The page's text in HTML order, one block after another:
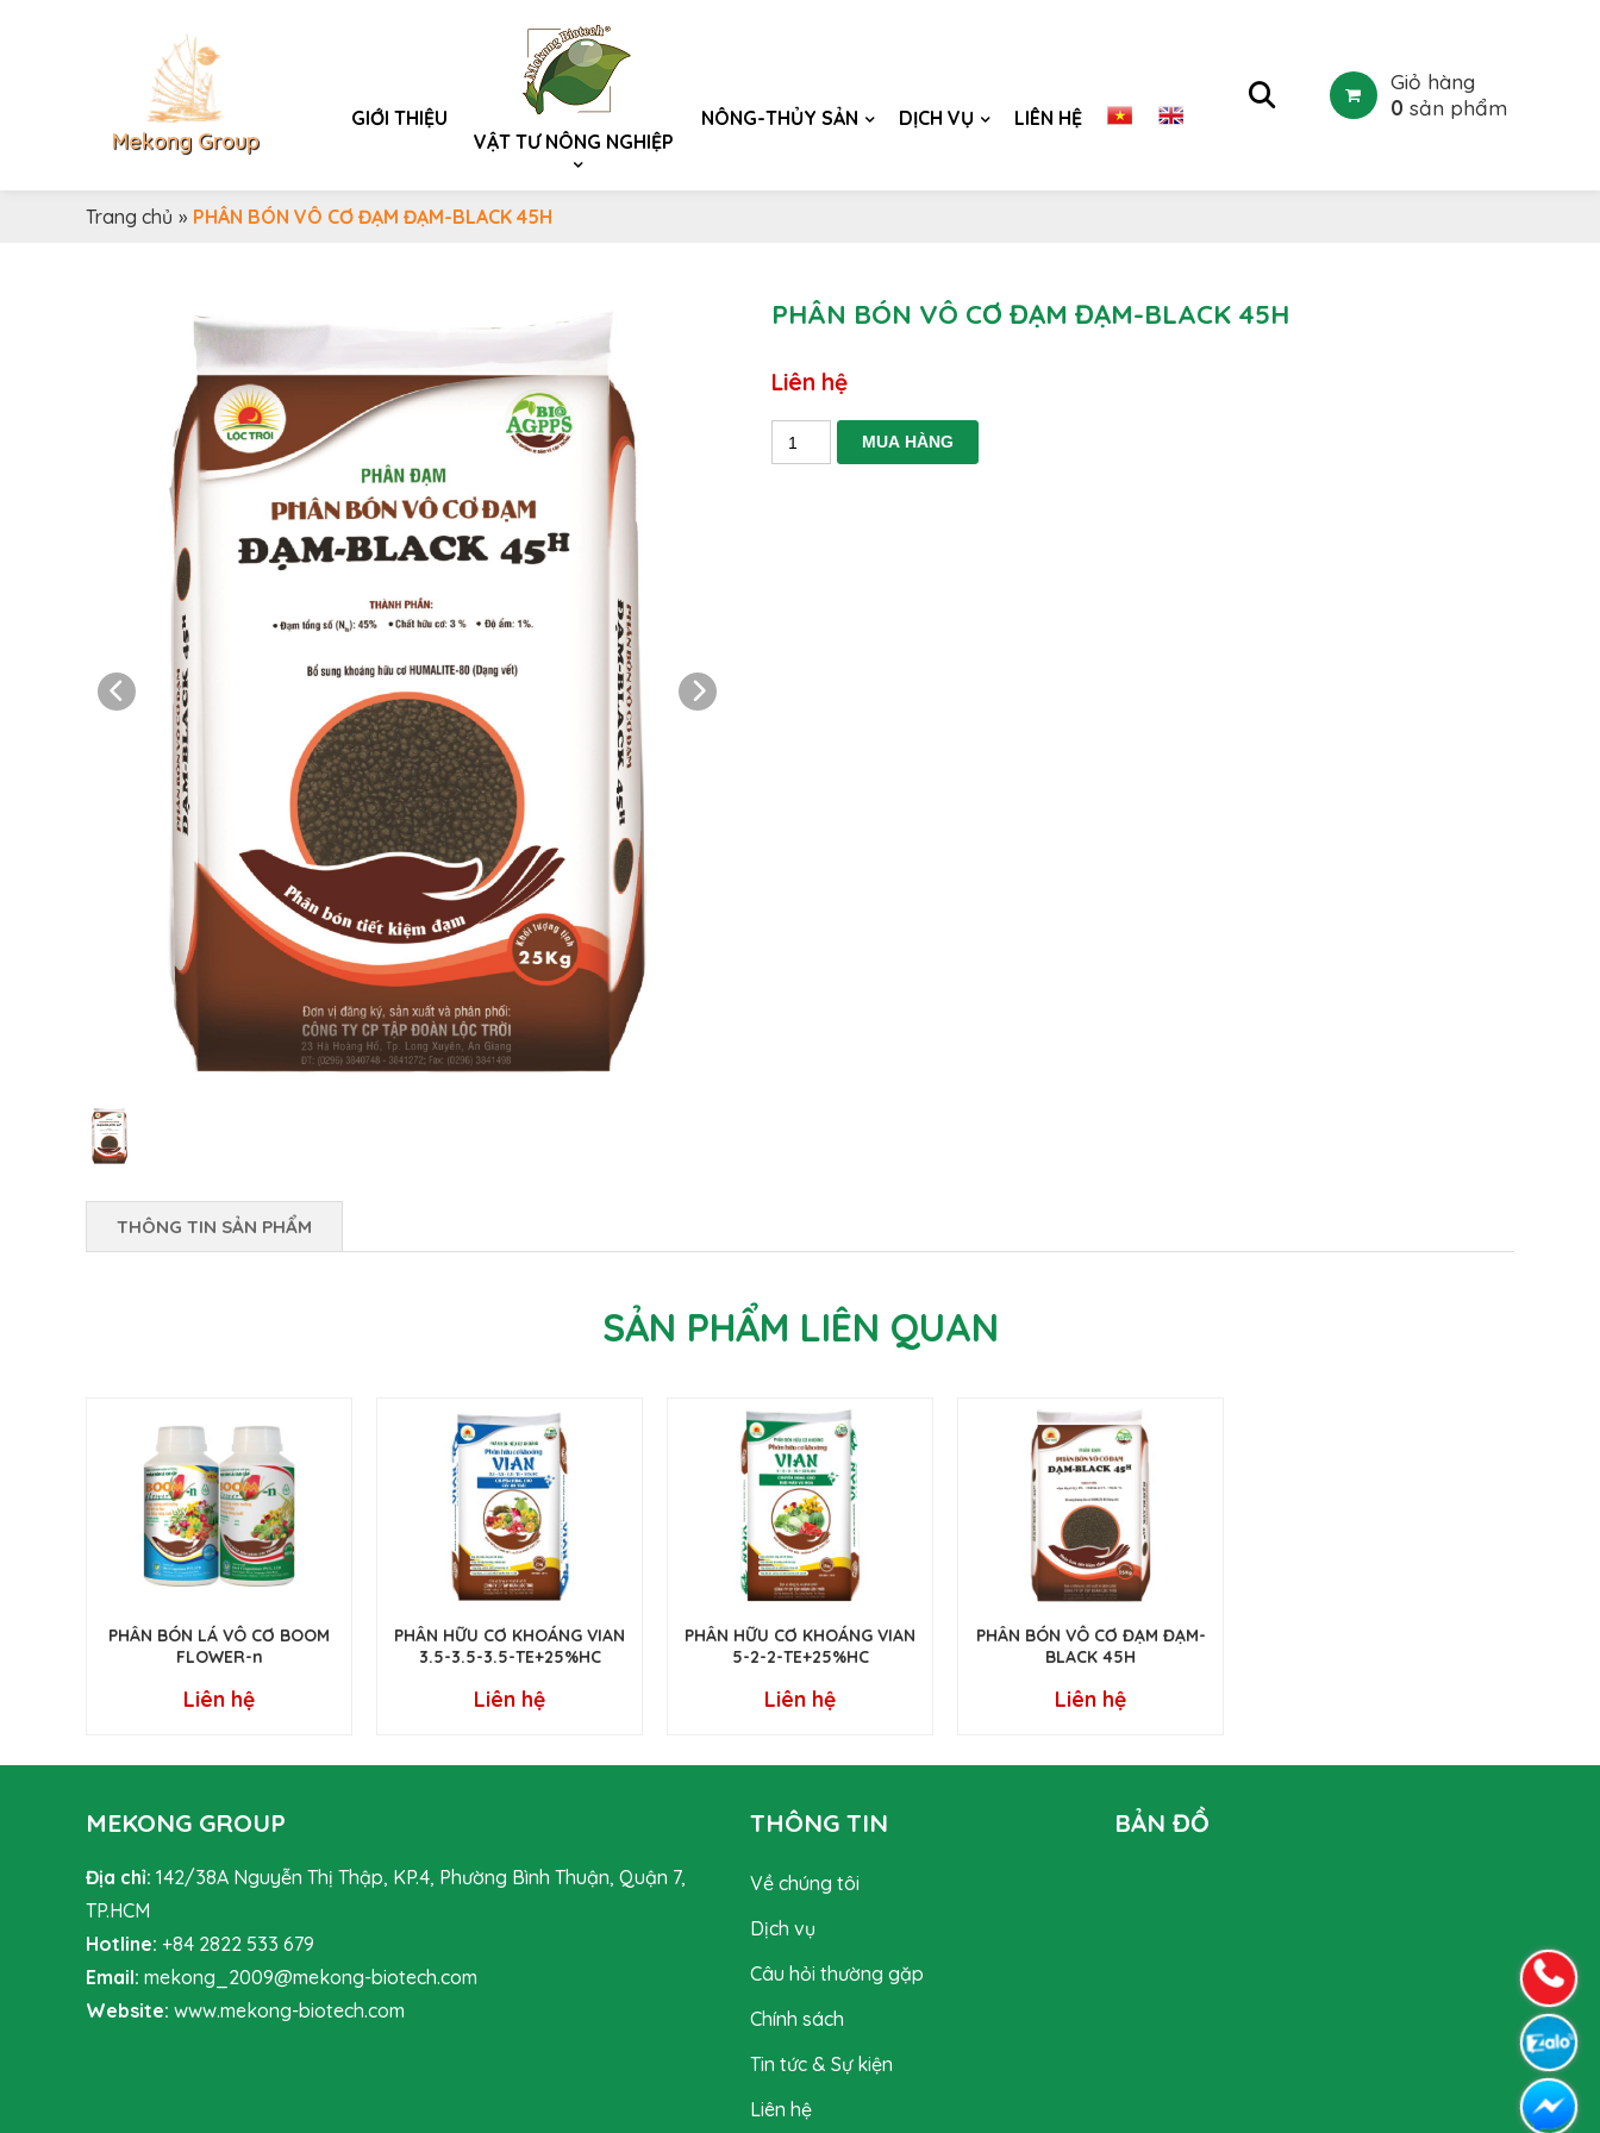
Mekong Group
GIỚI THIỆU
VẬT TƯ NÔNG NGHIỆP
NÔNG-THỦY SẢN DỊCH VỤ LIÊN HỆ
Giỏ hàng
0 sản phẩm
Trang chủ » PHÂN BÓN VÔ CƠ ĐẠM ĐẠM-BLACK 45H
PHÂN BÓN VÔ CƠ ĐẠM ĐẠM-BLACK 45H
Liên hệ
THÔNG TIN SẢN PHẨM
SẢN PHẨM LIÊN QUAN
PHÂN BÓN LÁ VÔ CƠ BOOM
FLOWER-n
Liên hệ
PHÂN HỮU CƠ KHOÁNG VIAN
3.5-3.5-3.5-TE+25%HC
Liên hệ
PHÂN HỮU CƠ KHOÁNG VIAN
5-2-2-TE+25%HC
Liên hệ
PHÂN BÓN VÔ CƠ ĐẠM ĐẠM-
BLACK 45H
Liên hệ
MEKONG GROUP
Địa chỉ: 142/38A Nguyễn Thị Thập, KP.4, Phường Bình Thuận, Quận 7,
TP.HCM
Hotline: +84 2822 533 679
Email: mekong_2009@mekong-biotech.com
Website: www.mekong-biotech.com
THÔNG TIN
Về chúng tôi
Dịch vụ
Câu hỏi thường gặp
Chính sách
Tin tức & Sự kiện
Liên hệ
BẢN ĐỒ